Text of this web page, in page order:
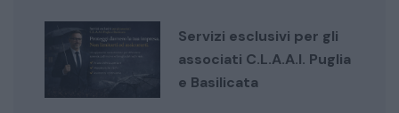
Servizi esclusivi per gli
associati C.L.A.A.I. Puglia
e Basilicata